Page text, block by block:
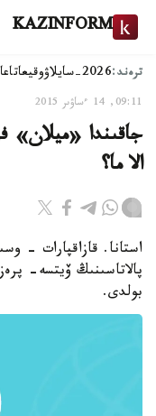
KAZINFORM
ترەند:2026-سايلاۋ وقيعا
09:11, 14 ءساۋىر 2015
جاقىندا «ميلان»
الا ما؟
استانا. قازاقپارات -
پالاتاسىنىڭ ۆيتسە-
بولدى.